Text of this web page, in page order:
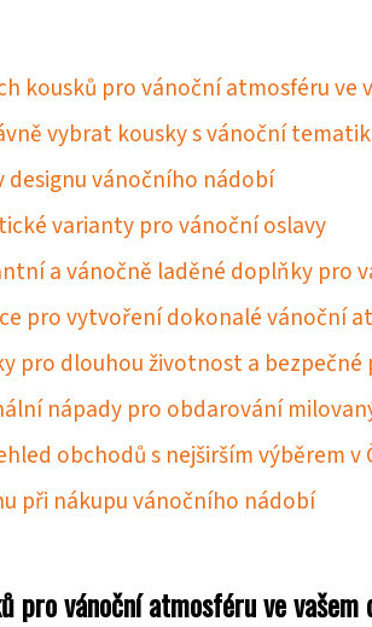
kousků pro vánoční atmosféru ve
vybrat kousky s vánoční
designu vánočního nádobí
varianty pro vánoční oslavy
a vánočně laděné doplňky pro
pro vytvoření dokonalé vánoční
pro dlouhou životnost a bezpečné
nápady pro obdarování
obchodů s nejširším výběrem v
při nákupu vánočního nádobí
pro vánoční atmosféru ve vašem